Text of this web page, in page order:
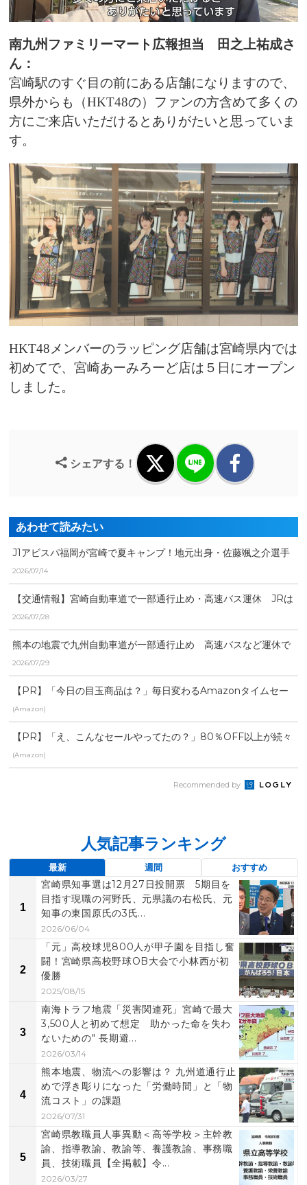
南九州ファミリーマート広報担当 田之上祐成さ
ん：
宮崎駅のすぐ目の前にある店舗になりますので、
県外からも（HKT48の）ファンの方含めて多くの
方にご来店いただけるとありがたいと思っていま
す。
HKT48メンバーのラッピング店舗は宮崎県内では
初めてで、宮崎あーみろーど店は５日にオープン
しました。
シェアする！
あわせて読みたい
J1アビスパ福岡が宮崎で夏キャンプ！地元出身・佐藤颯之介選手
がさらなる活躍を誓う...
2026/07/14
【交通情報】宮崎自動車道で一部通行止め・高速バス運休 JRは
一部運転見合わせ（午...
2026/07/28
熊本の地震で九州自動車道が一部通行止め 高速バスなど運休で
帰れない人も…
2026/07/29
【PR】「今日の目玉商品は？」毎日変わるAmazonタイムセー
ルが見逃せない
(Amazon)
【PR】「え、こんなセールやってたの？」80％OFF以上が続々
登場！Amazonの本気が...
(Amazon)
Recommended by
人気記事ランキング
最新 週間 おすすめ
1
宮崎県知事選は12月27日投開票 5期目を
目指す現職の河野氏、元県議の右松氏、元
知事の東国原氏の3氏...
2026/06/04
2
「元」高校球児800人が甲子園を目指し奮
闘！宮崎県高校野球OB大会で小林西が初
優勝
2025/08/15
3
南海トラフ地震「災害関連死」宮崎で最大
3,500人と初めて想定 助かった命を失わ
ないための" 長期避...
2026/03/14
4
熊本地震、物流への影響は？ 九州道通行止
めで浮き彫りになった「労働時間」と「物
流コスト」の課題
2026/07/31
5
宮崎県教職員人事異動＜高等学校＞主幹教
諭、指導教諭、教諭等、養護教諭、事務職
員、技術職員【全掲載】令...
2026/03/27